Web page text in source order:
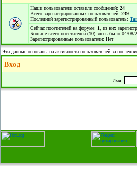
Наши пользователи оставили сообщений: 24
Всего зарегистрированных пользователей: 239
Последний зарегистрированный пользователь:
Сейчас посетителей на форуме: 1 , из них
Больше всего посетителей (10) здесь было 04/08/
Зарегистрированные пользователи: Нет
Эти данные основаны на активности пользователей за
Вход
Имя: